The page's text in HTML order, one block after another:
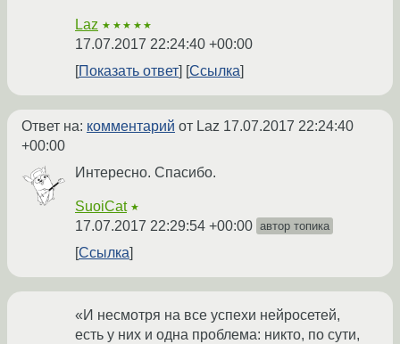
Laz ★★★★★
17.07.2017 22:24:40 +00:00
Показать ответ
Ссылка
Ответ на: комментарий от Laz 17.07.2017 22:24:40
+00:00
Интересно. Спасибо.
SuoiCat ★
17.07.2017 22:29:54 +00:00 автор топика
Ссылка
«И несмотря на все успехи нейросетей,
есть у них и одна проблема: никто, по сути,